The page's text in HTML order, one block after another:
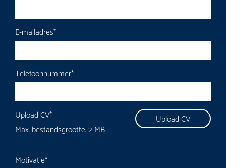
E-mailadres*
Telefoonnummer*
Upload CV*
Max. bestandsgrootte: 2 MB.
Motivatie*